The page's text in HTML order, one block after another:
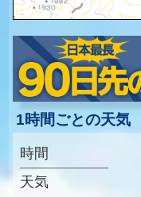
1時間ごとの天気
時間
天気